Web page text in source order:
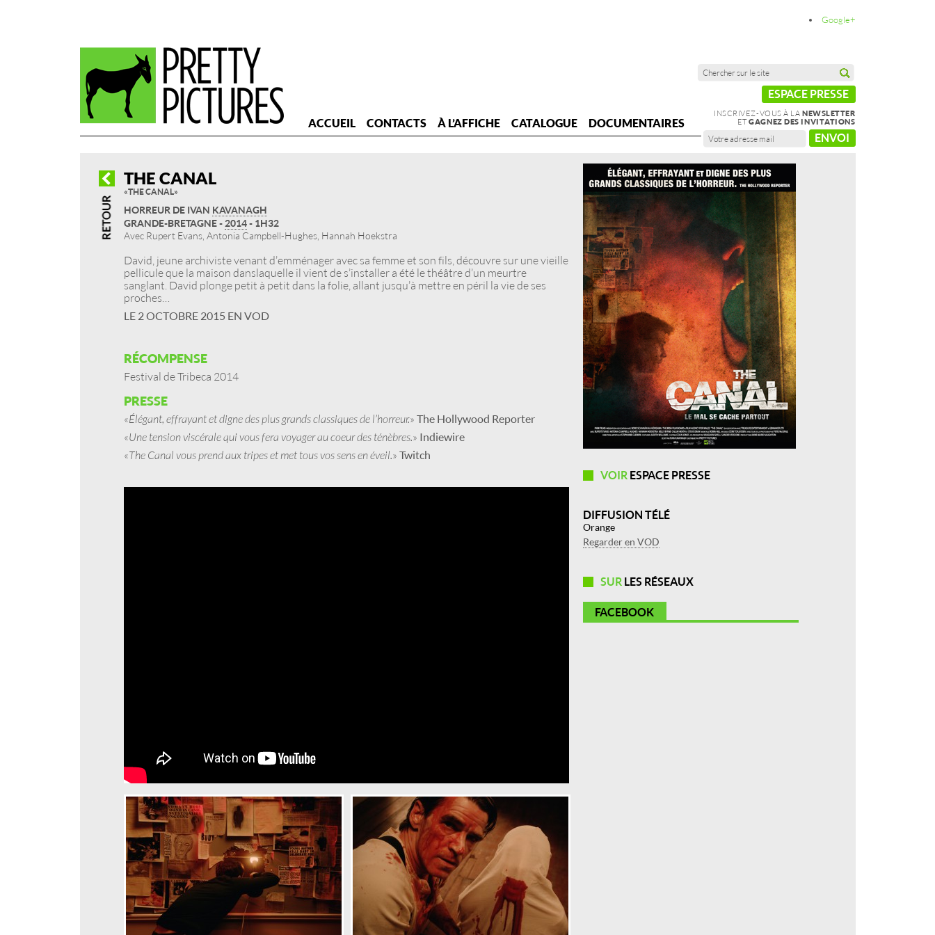
Google+
ESPACE PRESSE
INSCRIVEZ-VOUS À LA NEWSLETTER
ETGAGNEZ DES INVITATIONS
ENVOI
ACCUEIL CONTACTS À L’AFFICHE CATALOGUE DOCUMENTAIRES
THE CANAL
« THE CANAL »
HORREUR DE IVAN KAVANAGH
GRANDE-BRETAGNE - 2014- 1H32
Avec Rupert Evans, Antonia Campbell-Hughes, Hannah Hoekstra
David, jeune archiviste venant d’emménager avec sa femme et son fils, découvre sur une vieille
pellicule que la maison dans laquelle il vient de s’installer a été le théâtre d’un meurtre
sanglant. David plonge petit à petit dans la folie, allant jusqu’à mettre en péril la vie de ses
proches…
LE 2 OCTOBRE 2015 EN VOD
RÉCOMPENSE
Festival de Tribeca 2014
PRESSE
«Élégant, effrayant et digne des plus grands classiques de l’horreur.» The Hollywood Reporter
«Une tension viscérale qui vous fera voyager au coeur des ténèbres.» Indiewire
«The Canal vous prend aux tripes et met tous vos sens en éveil.» Twitch
VOIR ESPACE PRESSE
DIFFUSION TÉLÉ
Orange
Regarder en VOD
SUR LES RÉSEAUX
FACEBOOK